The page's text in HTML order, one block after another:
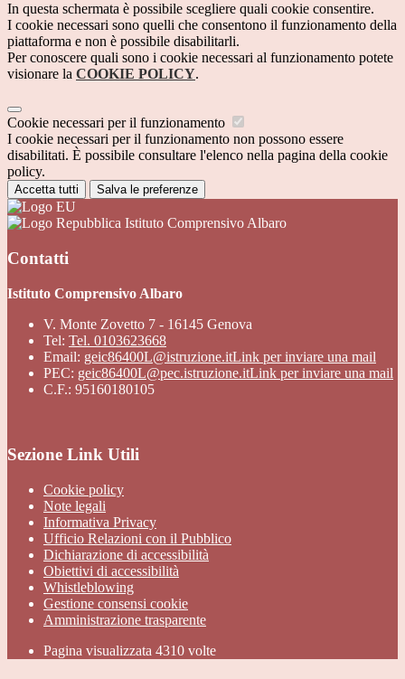
In questa schermata è possibile scegliere quali cookie consentire.
I cookie necessari sono quelli che consentono il funzionamento della
piattaforma e non è possibile disabilitarli.
Per conoscere quali sono i cookie necessari al funzionamento potete
visionare la COOKIE POLICY.
Cookie necessari per il funzionamento
I cookie necessari per il funzionamento non possono essere
disabilitati. È possibile consultare l'elenco nella pagina della cookie
policy.
Accetta tutti Salva le preferenze
Istituto Comprensivo Albaro
Contatti
Istituto Comprensivo Albaro
V. Monte Zovetto 7 - 16145 Genova
Tel: Tel. 0103623668
Email: geic86400L@istruzione.itLink per inviare una mail
PEC: geic86400L@pec.istruzione.itLink per inviare una mail
C.F.: 95160180105
Sezione Link Utili
Cookie policy
Note legali
Informativa Privacy
Ufficio Relazioni con il Pubblico
Dichiarazione di accessibilità
Obiettivi di accessibilità
Whistleblowing
Gestione consensi cookie
Amministrazione trasparente
Pagina visualizzata 4310 volte